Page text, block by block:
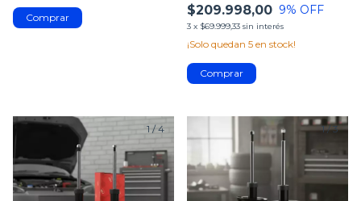
$209.998,00 9% OFF
3 x $69.999,33 sin interés
¡Solo quedan 5 en stock!
1 /4 1/3